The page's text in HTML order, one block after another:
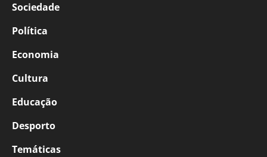
Sociedade
Política
Economia
Cultura
Educação
Desporto
Temáticas